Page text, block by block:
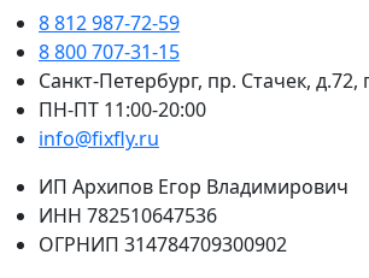
8 812 987-72-59
8 800 707-31-15
Санкт-Петербург, пр. Стачек, д.72,
ПН-ПТ 11:00-20:00
info@fixfly.ru
ИП Архипов Егор Владимирович
ИНН 782510647536
ОГРНИП 314784709300902